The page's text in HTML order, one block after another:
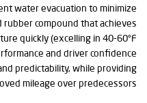
water evacuation to minimize
rubber compound that achieves
quickly (excelling in 40-60°F
and driver confidence
predictability, while providing
mileage over predecessors.